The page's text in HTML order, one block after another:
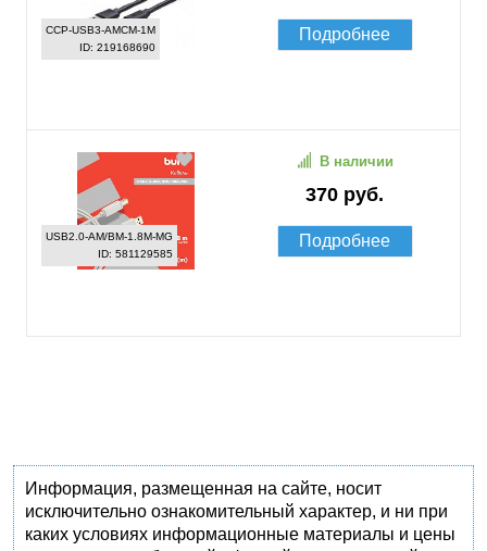
CCP-USB3-AMCM-1M
ID: 219168690
Подробнее
USB2.0-AM/BM-1.8M-MG
ID: 581129585
370 руб.
В наличии
Подробнее
Информация, размещенная на сайте, носит
исключительно ознакомительный характер, и ни при
каких условиях информационные материалы и цены